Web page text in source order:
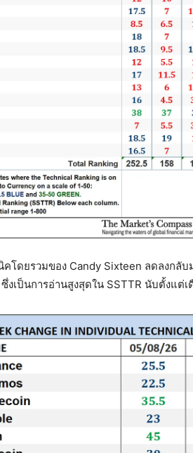
โดยรวมของ Candy Sixteen ลดลงกลั
งเป็นการอ่านสูงสุดใน SSTTR นับตั้งแต่